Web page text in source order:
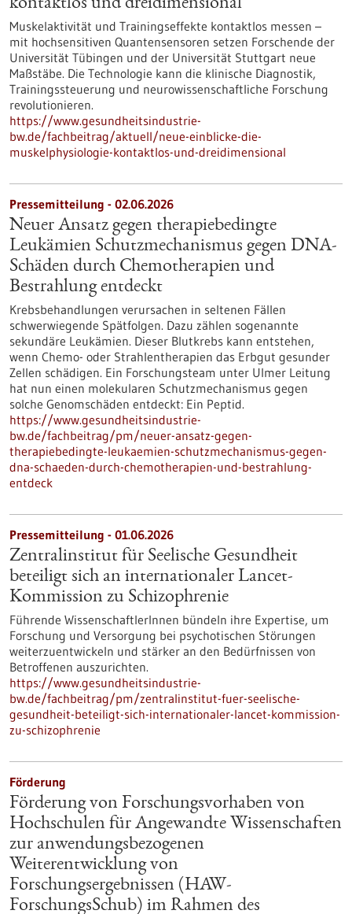
kontaktlos und dreidimensional
Muskelaktivität und Trainingseffekte kontaktlos messen –
mit hochsensitiven Quantensensoren setzen Forschende der
Universität Tübingen und der Universität Stuttgart neue
Maßstäbe. Die Technologie kann die klinische Diagnostik,
Trainingssteuerung und neurowissenschaftliche Forschung
revolutionieren.
https://www.gesundheitsindustrie-
bw.de/fachbeitrag/aktuell/neue-einblicke-die-
muskelphysiologie-kontaktlos-und-dreidimensional
Pressemitteilung - 02.06.2026
Neuer Ansatz gegen therapiebedingte
Leukämien Schutzmechanismus gegen DNA-
Schäden durch Chemotherapien und
Bestrahlung entdeckt
Krebsbehandlungen verursachen in seltenen Fällen
schwerwiegende Spätfolgen. Dazu zählen sogenannte
sekundäre Leukämien. Dieser Blutkrebs kann entstehen,
wenn Chemo- oder Strahlentherapien das Erbgut gesunder
Zellen schädigen. Ein Forschungsteam unter Ulmer Leitung
hat nun einen molekularen Schutzmechanismus gegen
solche Genomschäden entdeckt: Ein Peptid.
https://www.gesundheitsindustrie-
bw.de/fachbeitrag/pm/neuer-ansatz-gegen-
therapiebedingte-leukaemien-schutzmechanismus-gegen-
dna-schaeden-durch-chemotherapien-und-bestrahlung-
entdeck
Pressemitteilung - 01.06.2026
Zentralinstitut für Seelische Gesundheit
beteiligt sich an internationaler Lancet-
Kommission zu Schizophrenie
Führende WissenschaftlerInnen bündeln ihre Expertise, um
Forschung und Versorgung bei psychotischen Störungen
weiterzuentwickeln und stärker an den Bedürfnissen von
Betroffenen auszurichten.
https://www.gesundheitsindustrie-
bw.de/fachbeitrag/pm/zentralinstitut-fuer-seelische-
gesundheit-beteiligt-sich-internationaler-lancet-kommission-
zu-schizophrenie
Förderung
Förderung von Forschungsvorhaben von
Hochschulen für Angewandte Wissenschaften
zur anwendungsbezogenen
Weiterentwicklung von
Forschungsergebnissen (HAW-
ForschungsSchub) im Rahmen des